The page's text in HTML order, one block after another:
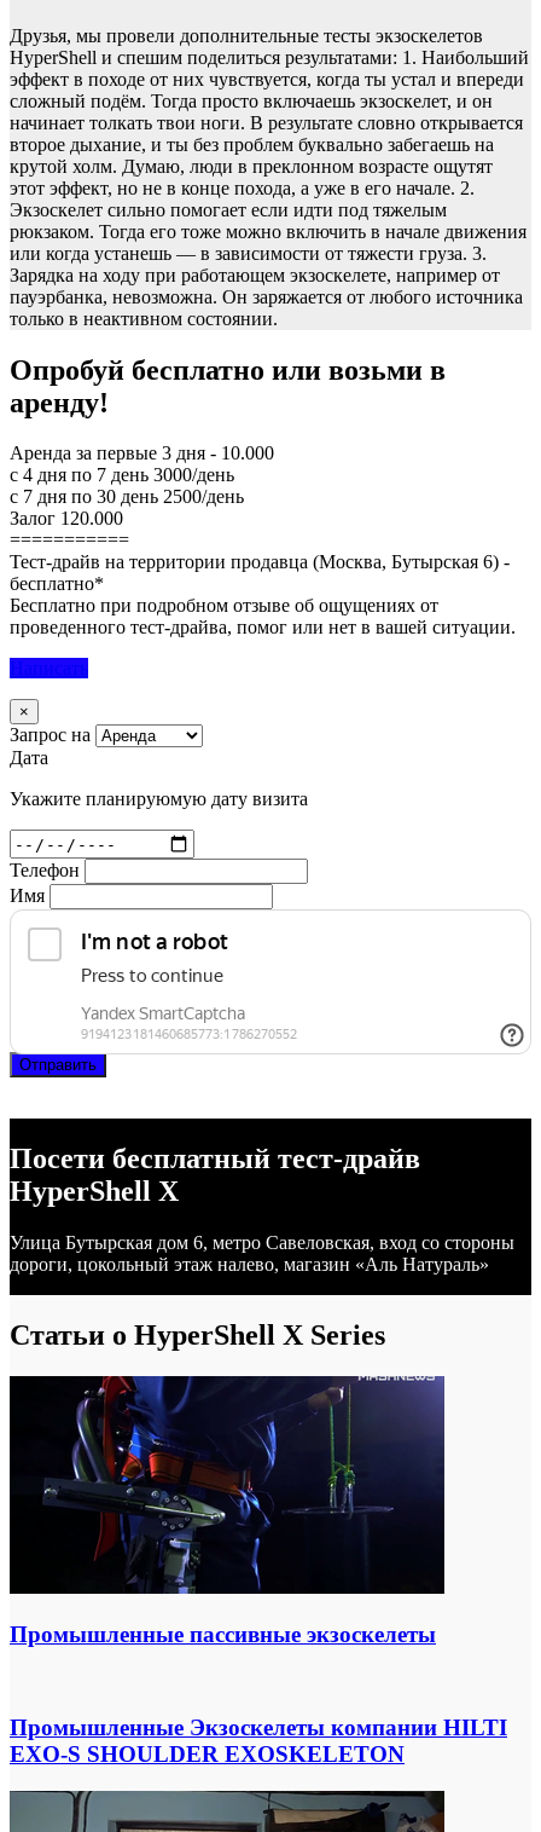
Друзья, мы провели дополнительные тесты экзоскелетов
HyperShell и спешим поделиться результатами: 1. Наибольший
эффект в походе от них чувствуется, когда ты устал и впереди
сложный подём. Тогда просто включаешь экзоскелет, и он
начинает толкать твои ноги. В результате словно открывается
второе дыхание, и ты без проблем буквально забегаешь на
крутой холм. Думаю, люди в преклонном возрасте ощутят
этот эффект, но не в конце похода, а уже в его начале. 2.
Экзоскелет сильно помогает если идти под тяжелым
рюкзаком. Тогда его тоже можно включить в начале движения
или когда устанешь — в зависимости от тяжести груза. 3.
Зарядка на ходу при работающем экзоскелете, например от
пауэрбанка, невозможна. Он заряжается от любого источника
только в неактивном состоянии.
Опробуй бесплатно или возьми в
аренду!
Аренда за первые 3 дня - 10.000
с 4 дня по 7 день 3000/день
c 7 дня по 30 день 2500/день
Залог 120.000
===========
Тест-драйв на территории продавца (Москва, Бутырская 6) -
бесплатно*
Бесплатно при подробном отзыве об ощущениях от
проведенного тест-драйва, помог или нет в вашей ситуации.
Написать
×
Запрос на
Дата
Укажите планируюмую дату визита
Телефон
Имя
Отправить
Посети бесплатный тест-драйв
HyperShell X
Улица Бутырская дом 6, метро Савеловская, вход со стороны
дороги, цокольный этаж налево, магазин «Аль Натураль»
Статьи о HyperShell X Series
Промышленные пассивные экзоскелеты
Промышленные Экзоскелеты компании HILTI
EXO-S SHOULDER EXOSKELETON